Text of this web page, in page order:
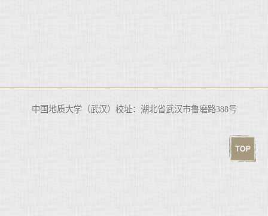
中国地质大学（武汉）校址：湖北省武汉市鲁磨路388号